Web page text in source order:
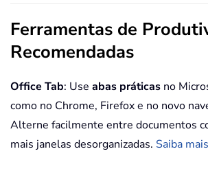
Ferramentas de
Recomendadas
Office Tab: Use abas práticas no
como no Chrome, Firefox e no novo
Alterne facilmente entre documentos
mais janelas desorganizadas. Saiba